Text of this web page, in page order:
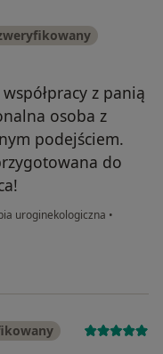
z panią
osoba z
podejściem.
do
uroginekologiczna •